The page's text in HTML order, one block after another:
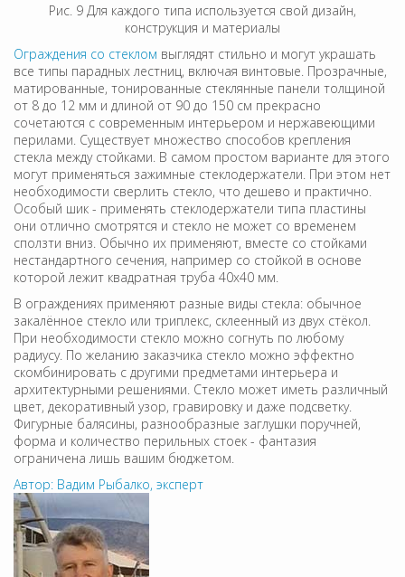
Рис. 9 Для каждого типа используется свой дизайн,
конструкция и материалы
Ограждения со стеклом выглядят стильно и могут украшать
все типы парадных лестниц, включая винтовые. Прозрачные,
матированные, тонированные стеклянные панели толщиной
от 8 до 12 мм и длиной от 90 до 150 см прекрасно
сочетаются с современным интерьером и нержавеющими
перилами. Существует множество способов крепления
стекла между стойками. В самом простом варианте для этого
могут применяться зажимные стеклодержатели. При этом нет
необходимости сверлить стекло, что дешево и практично.
Особый шик - применять стеклодержатели типа пластины
они отлично смотрятся и стекло не может со временем
сползти вниз. Обычно их применяют, вместе со стойками
нестандартного сечения, например со стойкой в основе
которой лежит квадратная труба 40х40 мм.
В ограждениях применяют разные виды стекла: обычное
закалённое стекло или триплекс, склеенный из двух стёкол.
При необходимости стекло можно согнуть по любому
радиусу. По желанию заказчика стекло можно эффектно
скомбинировать с другими предметами интерьера и
архитектурными решениями. Стекло может иметь различный
цвет, декоративный узор, гравировку и даже подсветку.
Фигурные балясины, разнообразные заглушки поручней,
форма и количество перильных стоек - фантазия
ограничена лишь вашим бюджетом.
Автор: Вадим Рыбалко, эксперт